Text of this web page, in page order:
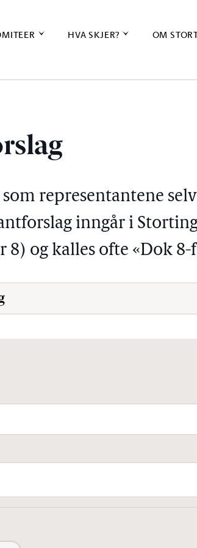
HVA SKJER? OM
representantene
inngår i
og kalles ofte «Dok 8-